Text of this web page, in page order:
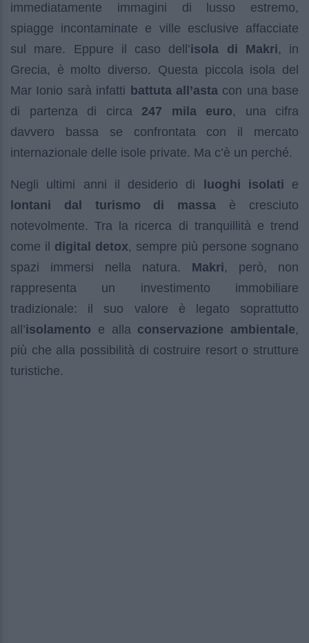
immediatamente immagini di lusso estremo,
spiagge incontaminate e ville esclusive affacciate
sul mare. Eppure il caso dell’isola di Makri, in
Grecia, è molto diverso. Questa piccola isola del
Mar Ionio sarà infatti battuta all’astacon una base
di partenza di circa 247 mila euro, una cifra
davvero bassa se confrontata con il mercato
internazionale delle isole private. Ma c’è un perché.
Negli ultimi anni il desiderio di luoghi isolati e
lontani dal turismo di massa è cresciuto
notevolmente. Tra la ricerca di tranquillità e trend
come il digital detox, sempre più persone sognano
spazi immersi nella natura. Makri, però, non
rappresenta un investimento immobiliare
tradizionale: il suo valore è legato soprattutto
all’isolamento e alla conservazione ambientale,
più che alla possibilità di costruire resort o strutture
turistiche.